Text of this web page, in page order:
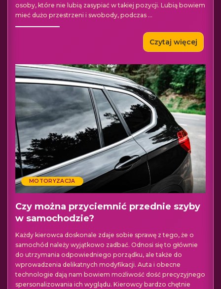
osoby, które nie lubią zasypiać w takiej pozycji. Lubią bowiem
mieć dużo przestrzeni i swobody, podczas ...
Czytaj więcej
MOTORYZACJA
Czy można przyciemnić przednie szyby
w samochodzie?
Każdy kierowca doskonale zdaje sobie sprawę z tego, że o
samochód należy wyjątkowo zadbać. Odnosi się to głównie
do utrzymania odpowiedniego porządku, ale także do
wprowadzenia delikatnych modyfikacji. Auta i obecne
technologie dają nam bowiem możliwość dość precyzyjnego
spersonalizowania ich wyglądu. Kierowcy bardzo chętnie